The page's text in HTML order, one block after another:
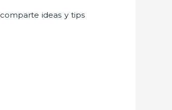
comparte ideas y tips